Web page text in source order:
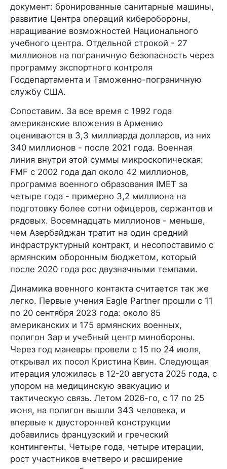
документ: бронированные санитарные машины,
развитие Центра операций киберобороны,
наращивание возможностей Национального
учебного центра. Отдельной строкой - 27
миллионов на пограничную безопасность через
программу экспортного контроля
Госдепартамента и Таможенно-пограничную
службу США.
Сопоставим. За все время с 1992 года
американские вложения в Армению
оцениваются в 3,3 миллиарда долларов, из них
340 миллионов - после 2021 года. Военная
линия внутри этой суммы микроскопическая:
FMF с 2002 года дал около 42 миллионов,
программа военного образования IMET за
четыре года - примерно 3,2 миллиона на
подготовку более сотни офицеров, сержантов и
рядовых. Восемнадцать миллионов - меньше,
чем Азербайджан тратит на один средний
инфраструктурный контракт, и несопоставимо с
армянским оборонным бюджетом, который
после 2020 года рос двузначными темпами.
Динамика военного контакта считается так же
легко. Первые учения Eagle Partner прошли с 11
по 20 сентября 2023 года: около 85
американских и 175 армянских военных,
полигон Зар и учебный центр минобороны.
Через год маневры провели с 15 по 24 июля,
открывал их посол Кристина Квин. Следующая
итерация уложилась в 12-20 августа 2025 года, с
упором на медицинскую эвакуацию и
тактическую связь. Летом 2026-го, с 17 по 25
июня, на полигон вышли 343 человека, и
впервые к двусторонней конструкции
добавились французский и греческий
контингенты. Четыре года, четыре итерации,
рост участников вчетверо и расширение